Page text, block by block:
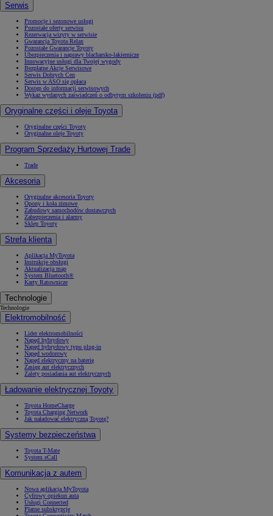
Serwis
Promocje i sezonowe usługi
Pozostałe oferty serwisu
Rezerwacja wizyty w serwisie
Gwarancja Toyota Relax
Pozostałe Gwarancje Toyoty
Ubezpieczenia i naprawy blacharsko-lakiernicze
Innowacyjne usługi dla Twojej wygody
Bezpłatne Akcje Serwisowe
Serwis Dobrych Cen
Serwis w ASO się opłaca
Dostęp do informacji serwisowych
Wykaz wydanych zaświadczeń o odbytym szkoleniu (pdf)
Oryginalne części i oleje Toyota
Oryginalne części Toyoty
Oryginalne oleje Toyoty
Program Sprzedaży Hurtowej Trade
Trade
Akcesoria
Oryginalne akcesoria Toyoty
Opony i koła zimowe
Zabudowy samochodów dostawczych
Zabezpieczenia i alarmy
Sklep Toyoty
Strefa klienta
Aplikacja MyToyota
Instrukcje obsługi
Aktualizacja map
System Bluetooth®
Karty Ratownicze
Technologie
Technologie
Elektromobilność
Lider elektromobilności
Napęd hybrydowy
Napęd hybrydowy typu plug-in
Napęd wodorowy
Napęd elektryczny na baterię
Zasięg aut elektrycznych
Zalety posiadania aut elektrycznych
Ładowanie elektrycznej Toyoty
Toyota HomeCharge
Toyota Charging Network
Jak naładować elektryczną Toyotę?
Systemy bezpieczeństwa
Toyota T-Mate
System eCall
Komunikacja z autem
Nowa aplikacja MyToyota
Cyfrowy opiekun auta
Usługi Connected
Płatne subskrypcje